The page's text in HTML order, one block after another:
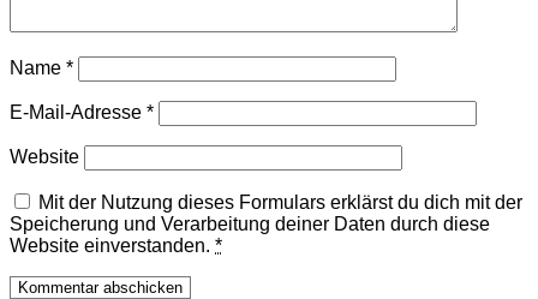
Name *
E-Mail-Adresse *
Website
Mit der Nutzung dieses Formulars erklärst du dich mit der
Speicherung und Verarbeitung deiner Daten durch diese
Website einverstanden. *